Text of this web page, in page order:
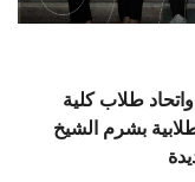
طلاب كلية
بشرم الشيخ